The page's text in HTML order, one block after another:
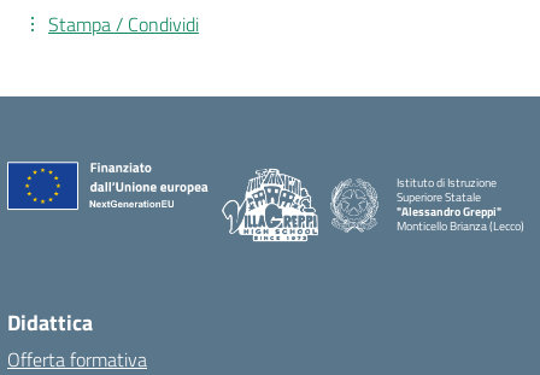
Stampa / Condividi
Istituto di Istruzione
Superiore Statale
"Alessandro Greppi"
Monticello Brianza (Lecco)
Didattica
Offerta formativa